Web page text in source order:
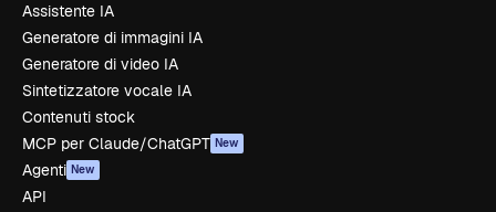
Assistente IA
Generatore di immagini IA
Generatore di video IA
Sintetizzatore vocale IA
Contenuti stock
MCP per Claude/ChatGPT New
Agenti New
API